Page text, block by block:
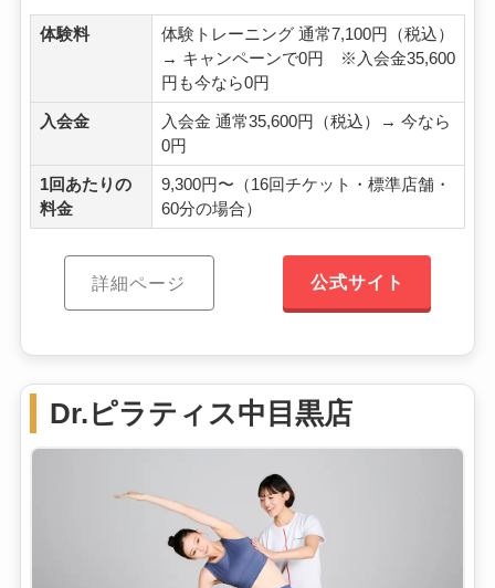
体験料
体験トレーニング 通常7,100円（税込）
→ キャンペーンで0円 ※入会金35,600
円も今なら0円
入会金
入会金 通常35,600円（税込）→ 今なら
0円
1回あたりの
料金
9,300円〜（16回チケット・標準店舗・
60分の場合）
詳細ページ 公式サイト
Dr.ピラティス中目黒店